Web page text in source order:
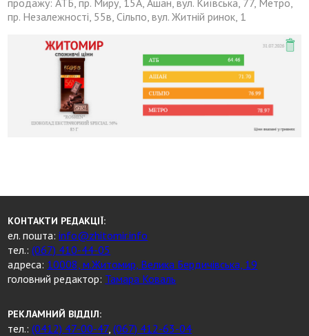
продажу: АТБ, пр. Миру, 15А, Ашан, вул. Київська, 77, Метро,
пр. Незалежності, 55в, Сільпо, вул. Житній ринок, 1
КОНТАКТИ РЕДАКЦІЇ:
ел. пошта:info@zhitomir.info
тел.:(067) 410-44-05
адреса: 10008, м.Житомир, Велика Бердичівська, 19
головний редактор: Тамара Коваль
РЕКЛАМНИЙ ВІДДІЛ:
тел.:(0412) 47-00-47,(067) 412-63-04